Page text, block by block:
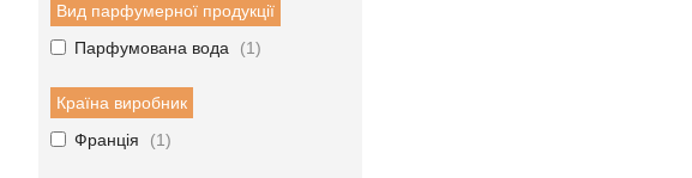
Вид парфумерної продукції
Парфумована вода
1
Країна виробник
Франція
1